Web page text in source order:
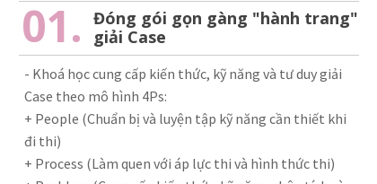
01.
Đóng gói gọn gàng "hành trang"
giải Case
- Khoá học cung cấp kiến thức, kỹ năng và tư duy giải
Case theo mô hình 4Ps:
+ People (Chuẩn bị và luyện tập kỹ năng cần thiết khi
đi thi)
+ Process (Làm quen với áp lực thi và hình thức thi)